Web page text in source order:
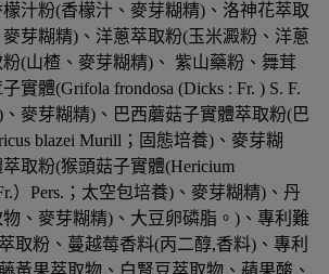
汁粉(香檬汁、麥芽糊精)、洛神花萃取
芽糊精)、洋蔥萃取粉(玉米澱粉、洋蔥
(山楂、麥芽糊精)、 紫山藥粉、舞茸
實體(Grifola frondosa (Dicks : Fr. ) S. F.
麥芽糊精)、巴西蘑菇子實體萃取粉(巴
blazei Murill；固態培養)、麥芽糊
取粉(猴頭菇子實體(Hericium
）Pers.；太空包培養)、麥芽糊精)、丹
、麥芽糊精)、大豆卵磷脂。)、專利難
取粉、蔓越莓香料(丙二醇,香料)、專利
黃果萃取物、白腎豆萃取物、蘋果酸、